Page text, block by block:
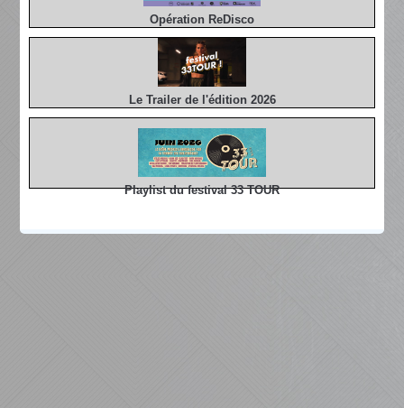
Opération ReDisco
Le Trailer de l'édition 2026
Playlist du festival 33 TOUR